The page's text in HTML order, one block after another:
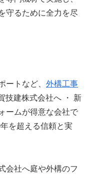
守るために全力を尽
ートなど、 外構工事
技建株式会社へ ・ 新
ームが得意な会社で
を超える信頼と実
会社へ庭や外構のフ